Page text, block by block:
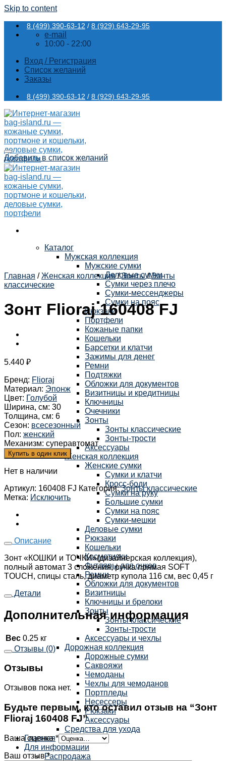
Skip to content
8 (499) 390-63-12 / 8 (929) 643-29-95
e-mail
10:00 - 22:00
Вход / Регистрация
Список желаний
Заказы
8 (499) 390-63-12 / 8 (929) 643-29-95
Каталог
Мужская коллекция
Мужские сумки
Деловые сумки
Сумки через плечо
Сумки-мессенджеры
Сумки на пояс
Рюкзаки
Портфели
Кожаные папки
Кошельки
Барсетки и клатчи
Зажимы для денег
Ремни
Подтяжки
Обложки для документов
Визитницы и кредитницы
Ключницы
Очечники
Зонты
Зонты классические
Зонты-трости
Аксессуары
Женская коллекция
Женские сумки
Сумки и клатчи
Кросс-боди
Сумки на руку
Большие сумки
Сумки на пояс
Сумки-мешки
Деловые сумки
Рюкзаки
Кошельки
Косметички
Футляры для очков
Ремни
Обложки для документов
Визитницы
Ключницы и брелоки
Зонты
Зонты классические
Зонты-трости
Аксессуары и чехлы
Дорожная коллекция
Дорожные сумки
Саквояжи
Чемоданы
Чехлы для чемоданов
Портпледы
Несессеры
Рюкзаки
Аксессуары
Средства для ухода
Главная
Для информации
Распродажа
Добавить в список желаний
Главная / Женская коллекция / Зонты / Зонты
классические
Зонт Flioraj 160408 FJ
5.440 ₽
Бренд: Flioraj
Материал: Эпонж
Цвет: Голубой
Ширина, см: 30
Толщина, см: 6
Сезон: всесезонный
Пол: женский
Механизм: суперавтомат
Купить в один клик
Нет в наличии
Артикул: 160408 FJ Категория:Зонты классические
Метка: Исключить
Описание
Зонт «КОШКИ и ТОЧКИ»(дизайнерская коллекция),
полный автомат 3 сложения, ручка прямая SOFT
TOUCH, спицы сталь, диаметр купола 116 см, вес 0,45 г
Детали
Дополнительная информация
Вес 0.25 кг
Отзывы (0)
Отзывы
Отзывов пока нет.
Будьте первым, кто оставил отзыв на “Зонт
Flioraj 160408 FJ”
Ваша оценка*
Ваш отзыв*